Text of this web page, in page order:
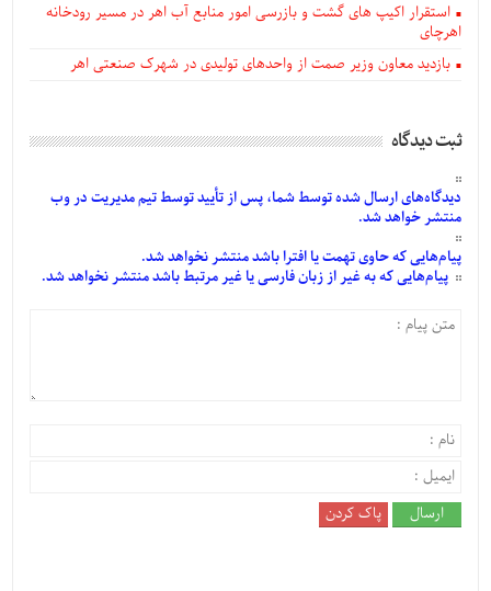
استقرار اکیپ های گشت و بازرسی امور منابع آب اهر در مسیر رودخانه
اهرچای
بازدید معاون وزیر صمت از واحدهای تولیدی در شهرک صنعتی اهر
ثبت دیدگاه
دیدگاه‌هایارسالشدهتوسط شما، پس ازتأییدتوسط تیم مدیریت در وب
منتشر خواهد شد.
پیام‌هاییکه حاوی تهمت یا افترا باشد منتشر نخواهد شد.
پیام‌هاییکه به غیر از زبان فارسی یا غیر مرتبط باشد منتشر نخواهد شد.